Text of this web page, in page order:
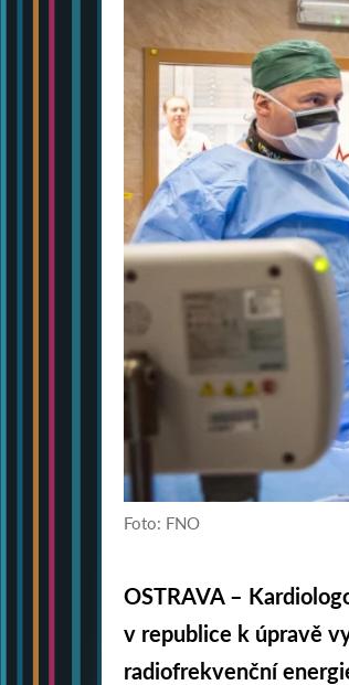
Foto: FNO
OSTRAVA –
v republice k úpravě
radiofrekvenční